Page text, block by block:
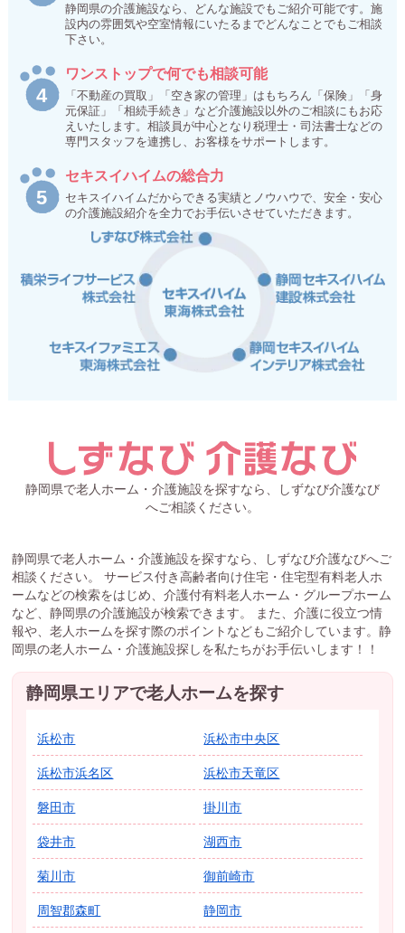
静岡県の介護施設なら、どんな施設でもご紹介可能です。施
設内の雰囲気や空室情報にいたるまでどんなことでもご相談
下さい。
ワンストップで何でも相談可能
「不動産の買取」「空き家の管理」はもちろん「保険」「身
元保証」「相続手続き」など介護施設以外のご相談にもお応
えいたします。相談員が中心となり税理士・司法書士などの
専門スタッフを連携し、お客様をサポートします。
セキスイハイムの総合力
セキスイハイムだからできる実績とノウハウで、安全・安心
の介護施設紹介を全力でお手伝いさせていただきます。
静岡県で老人ホーム・介護施設を探すなら、しずなび介護なび
へご相談ください。
静岡県で老人ホーム・介護施設を探すなら、しずなび介護なびへご
相談ください。 サービス付き高齢者向け住宅・住宅型有料老人ホ
ームなどの検索をはじめ、介護付有料老人ホーム・グループホーム
など、静岡県の介護施設が検索できます。 また、介護に役立つ情
報や、老人ホームを探す際のポイントなどもご紹介しています。静
岡県の老人ホーム・介護施設探しを私たちがお手伝いします！！
静岡県エリアで老人ホームを探す
浜松市 浜松市中央区
浜松市浜名区 浜松市天竜区
磐田市 掛川市
袋井市 湖西市
菊川市 御前崎市
周智郡森町 静岡市